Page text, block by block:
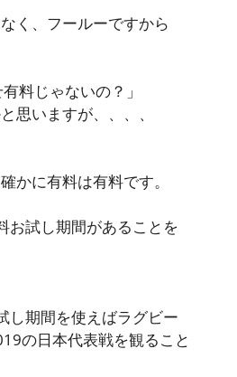
く、フールーですから
料じゃないの？」
思いますが、、、、
かに有料は有料です。
お試し期間があることを
し期間を使えばラグビー
の日本代表戦を観ること